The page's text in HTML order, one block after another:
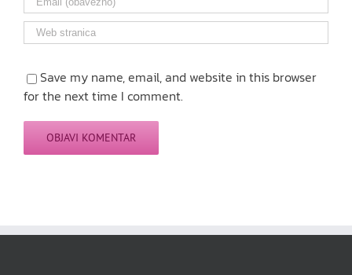
Save my name, email, and website in this browser
for the next time I comment.